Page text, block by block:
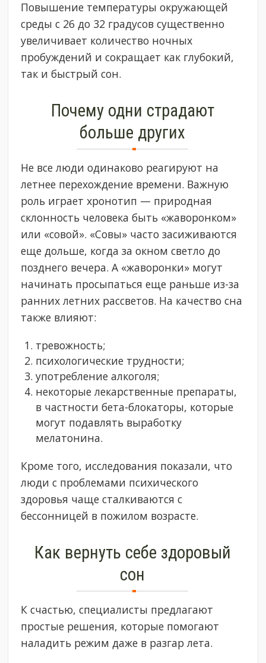
Повышение температуры окружающей
среды с 26 до 32 градусов существенно
увеличивает количество ночных
пробуждений и сокращает как глубокий,
так и быстрый сон.
Почему одни страдают
больше других
Не все люди одинаково реагируют на
летнее перехождение времени. Важную
роль играет хронотип — природная
склонность человека быть «жаворонком»
или «совой». «Совы» часто засиживаются
еще дольше, когда за окном светло до
позднего вечера. А «жаворонки» могут
начинать просыпаться еще раньше из-за
ранних летних рассветов. На качество сна
также влияют:
тревожность;
психологические трудности;
употребление алкоголя;
некоторые лекарственные препараты,
в частности бета-блокаторы, которые
могут подавлять выработку
мелатонина.
Кроме того, исследования показали, что
люди с проблемами психического
здоровья чаще сталкиваются с
бессонницей в пожилом возрасте.
Как вернуть себе здоровый
сон
К счастью, специалисты предлагают
простые решения, которые помогают
наладить режим даже в разгар лета.